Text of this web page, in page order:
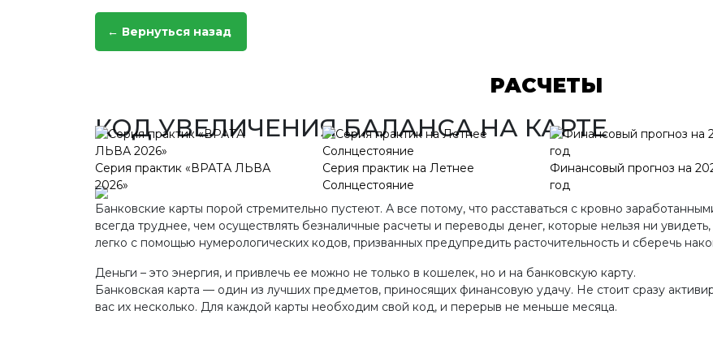
← Вернуться назад
РАСЧЕТЫ
КОД УВЕЛИЧЕНИЯ БАЛАНСА НА КАРТЕ
Банковские карты порой стремительно пустеют. А все потому, что расставаться с кровно
всегда труднее, чем осуществлять безналичные расчеты и переводы денег, которые нельзя ни
легко с помощью нумерологических кодов, призванных предупредить расточительность и сберечь
Деньги – это энергия, и привлечь ее можно не только в кошелек, но и на банковскую карту.
Банковская карта — один из лучших предметов, приносящих финансовую удачу. Не стоит сразу
вас их несколько. Для каждой карты необходим свой код, и перерыв не меньше месяца.
Серия практик «ВРАТА ЛЬВА
2026»
Серия практик на Летнее
Солнцестояние
Финансовый прогноз на
год